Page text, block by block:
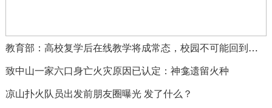
教育部：高校复学后在线教学将成常态，校园不可能回到疫情之前教学状态
致中山一家六口身亡火灾原因已认定：神龛遗留火种
凉山扑火队员出发前朋友圈曝光 发了什么？